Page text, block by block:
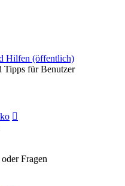
Hilfen (öffentlich)
Tipps für Benutzer
Fragen